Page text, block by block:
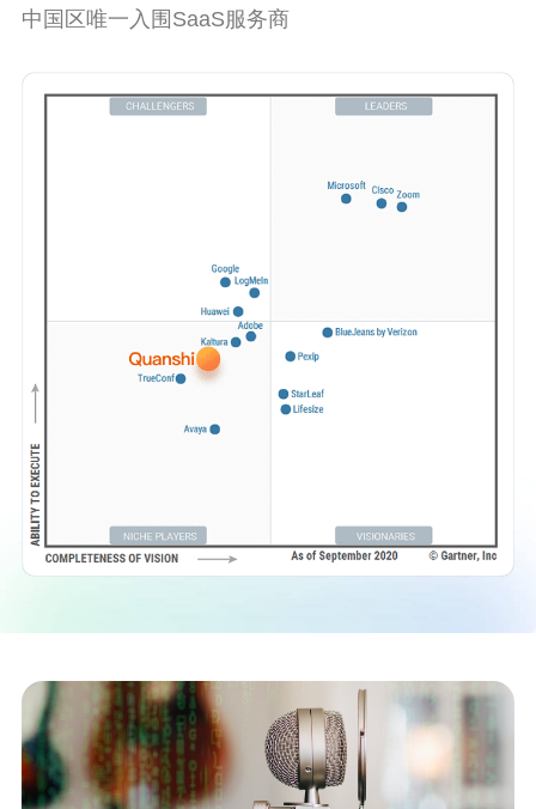
中国区唯一入围SaaS服务商